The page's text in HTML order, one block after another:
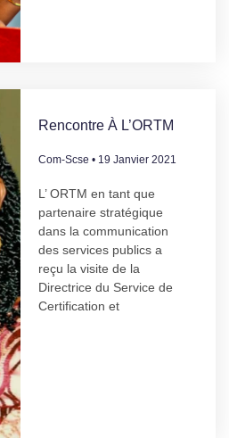
Rencontre À L’ORTM
Com-Scse 19 Janvier 2021
L’ ORTM en tant que
partenaire stratégique
dans la communication
des services publics a
reçu la visite de la
Directrice du Service de
Certification et